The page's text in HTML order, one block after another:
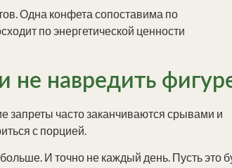
Одна конфета сопоставима по
по энергетической ценности
не навредить
запреты часто заканчиваются срывами и
с порцией.
И точно не каждый день. Пусть это